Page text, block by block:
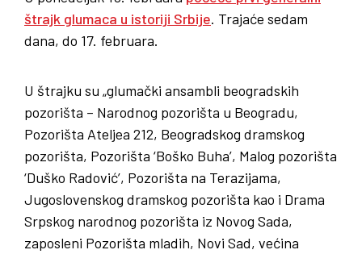
štrajk glumaca u istoriji Srbije. Trajaće sedam
dana, do 17. februara.
U štrajku su „glumački ansambli beogradskih
pozorišta – Narodnog pozorišta u Beogradu,
Pozorišta Ateljea 212, Beogradskog dramskog
pozorišta, Pozorišta ‘Boško Buha’, Malog pozorišta
‘Duško Radović’, Pozorišta na Terazijama,
Jugoslovenskog dramskog pozorišta kao i Drama
Srpskog narodnog pozorišta iz Novog Sada,
zaposleni Pozorišta mladih, Novi Sad, većina